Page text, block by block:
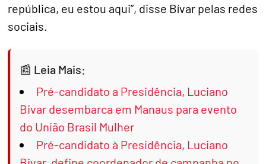
república, eu estou aqui”, disse Bívar pelas redes
sociais.
Leia Mais:
Pré-candidato a Presidência, Luciano
Bivar desembarca em Manaus para evento
do União Brasil Mulher
Pré-candidato à Presidência, Luciano